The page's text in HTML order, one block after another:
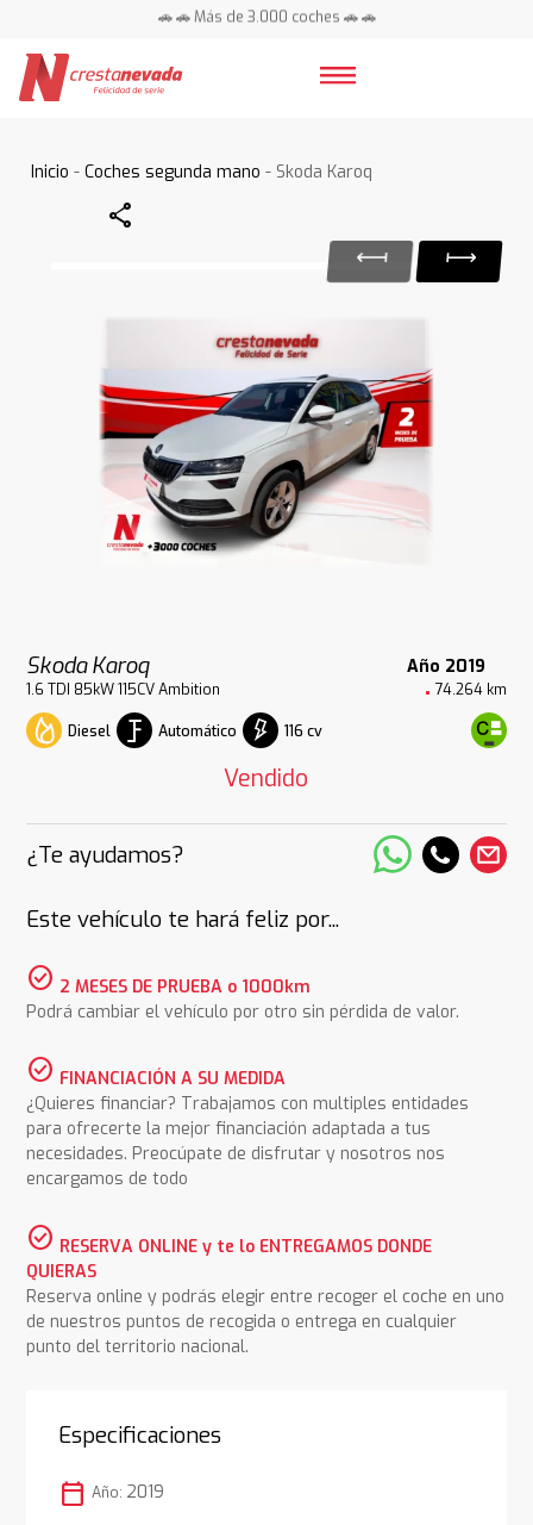
🚗 🚗 Más de 3.000 coches 🚗 🚗
Inicio -Coches segunda mano - Skoda Karoq
Share
Skoda Karoq Año 2019
1.6 TDI 85kW 115CV Ambition 74.264 km
Diesel Automático 116 cv
Vendido
¿Te ayudamos?
Este vehículo te hará feliz por...
check_circle 2 MESES DE PRUEBA o 1000km
Podrá cambiar el vehículo por otro sin pérdida de valor.
check_circle FINANCIACIÓN A SU MEDIDA
¿Quieres financiar? Trabajamos con multiples entidades
para ofrecerte la mejor financiación adaptada a tus
necesidades. Preocúpate de disfrutar y nosotros nos
encargamos de todo
check_circle RESERVA ONLINE y te lo ENTREGAMOS DONDE
QUIERAS
Reserva online y podrás elegir entre recoger el coche en uno
de nuestros puntos de recogida o entrega en cualquier
punto del territorio nacional.
Especificaciones
calendar_today Año: 2019